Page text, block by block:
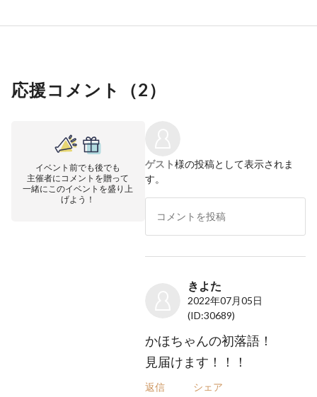
応援コメント（2）
イベント前でも後でも
主催者にコメントを贈って
一緒にこのイベントを盛り上
げよう！
ゲスト様の投稿として表示されま
す。
きよた
2022年07月05日
(ID:30689)
かほちゃんの初落語！
見届けます！！！
返信 シェア